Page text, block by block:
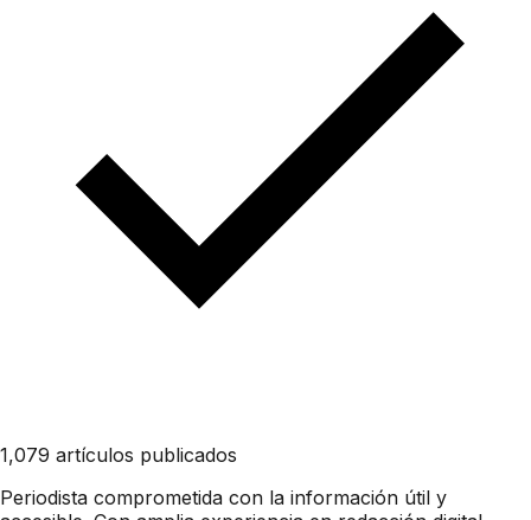
1,079 artículos publicados
Periodista comprometida con la información útil y